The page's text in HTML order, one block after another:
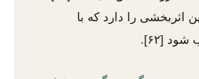
اثربخشی را دارد که با
[۶۲].